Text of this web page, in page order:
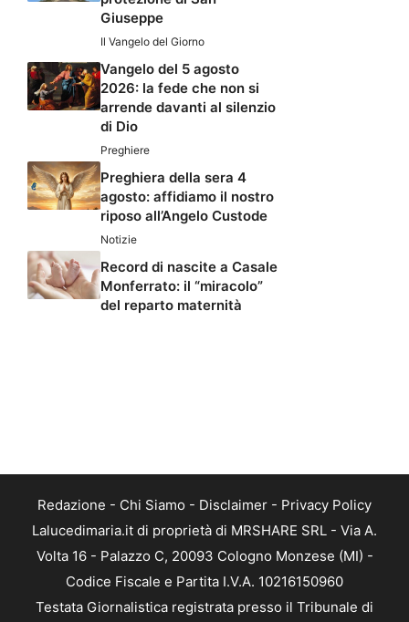
Giuseppe
Il Vangelo del Giorno
Vangelo del 5 agosto
2026: la fede che non si
arrende davanti al silenzio
di Dio
Preghiere
Preghiera della sera 4
agosto: affidiamo il nostro
riposo all’Angelo Custode
Notizie
Record di nascite a Casale
Monferrato: il “miracolo”
del reparto maternità
Redazione - Chi Siamo - Disclaimer - Privacy Policy
Lalucedimaria.it di proprietà di MRSHARE SRL - Via A.
Volta 16 - Palazzo C, 20093 Cologno Monzese (MI) -
Codice Fiscale e Partita I.V.A. 10216150960
Testata Giornalistica registrata presso il Tribunale di